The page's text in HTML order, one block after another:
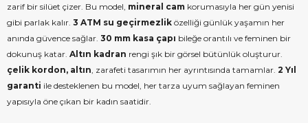
zarif bir silüet çizer. Bu model, mineral cam korumasıyla her gün yenisi
gibi parlak kalır. 3 ATM su geçirmezlik özelliği günlük yaşamın her
anında güvence sağlar. 30 mm kasa çapı bileğe orantılı ve feminen bir
dokunuş katar. Altın kadran rengi şık bir görsel bütünlük oluşturur.
çelik kordon, altın , zarafeti tasarımın her ayrıntısında tamamlar. 2 Yıl
garanti ile desteklenen bu model, her tarza uyum sağlayan feminen
yapısıyla öne çıkan bir kadın saatidir.